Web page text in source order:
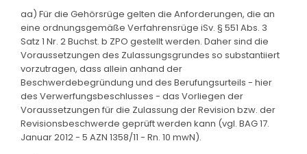
aa) Für die Gehörsrüge gelten die Anforderungen, die an
eine ordnungsgemäße Verfahrensrüge iSv. § 551 Abs. 3
Satz 1 Nr. 2 Buchst. b ZPO gestellt werden. Daher sind die
Voraussetzungen des Zulassungsgrundes so substantiiert
vorzutragen, dass allein anhand der
Beschwerdebegründung und des Berufungsurteils - hier
des Verwerfungsbeschlusses - das Vorliegen der
Voraussetzungen für die Zulassung der Revision bzw. der
Revisionsbeschwerde geprüft werden kann (vgl. BAG 17.
Januar 2012 - 5 AZN 1358/11 - Rn. 10 mwN).